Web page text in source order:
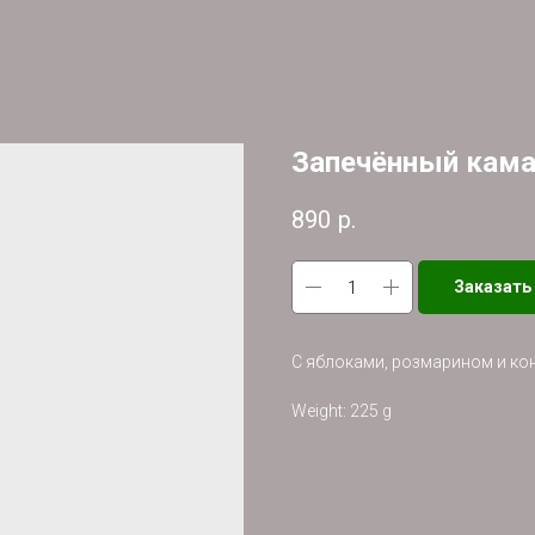
Запечённый
890 р.
Заказать
С яблоками, розмарином и
Weight: 225 g